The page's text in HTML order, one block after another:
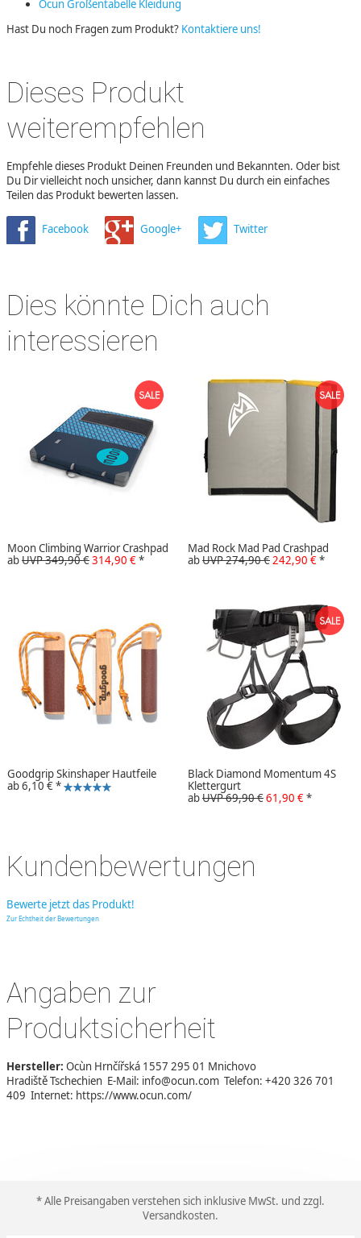
Ocun Größentabelle Kleidung
Hast Du noch Fragen zum Produkt? Kontaktiere uns!
Dieses Produkt
weiterempfehlen
Empfehle dieses Produkt Deinen Freunden und Bekannten. Oder bist
Du Dir vielleicht noch unsicher, dann kannst Du durch ein einfaches
Teilen das Produkt bewerten lassen.
Facebook Google+ Twitter
Dies könnte Dich auch
interessieren
Moon Climbing Warrior Crashpad
abUVP 349,90 €314,90 €*
Mad Rock Mad Pad Crashpad
abUVP 274,90 €242,90 €*
Goodgrip Skinshaper Hautfeile
ab6,10 €*
Black Diamond Momentum 4S
Klettergurt
abUVP 69,90 €61,90 €*
Kundenbewertungen
Bewerte jetzt das Produkt!
Zur Echtheit der Bewertungen
Angaben zur
Produktsicherheit
Hersteller: Ocùn Hrnčířská 1557 295 01 Mnichovo
Hradiště Tschechien E-Mail: info@ocun.com Telefon: +420 326 701
409 Internet: https://www.ocun.com/
* Alle Preisangaben verstehen sich inklusive MwSt. und zzgl.
Versandkosten.